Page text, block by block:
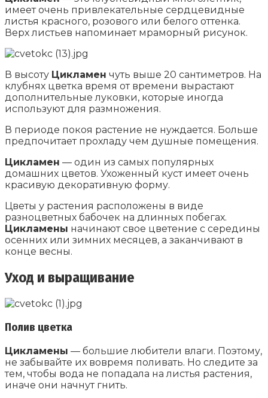
имеет очень привлекательные сердцевидные
листья красного, розового или белого оттенка.
Верх листьев напоминает мраморный рисунок.
В высоту Цикламен чуть выше 20 сантиметров. На
клубнях цветка время от времени вырастают
дополнительные луковки, которые иногда
используют для размножения.
В периоде покоя растение не нуждается. Больше
предпочитает прохладу чем душные помещения.
Цикламен — один из самых популярных
домашних цветов. Ухоженный куст имеет очень
красивую декоративную форму.
Цветы у растения расположены в виде
разноцветных бабочек на длинных побегах.
Цикламены начинают свое цветение с середины
осенних или зимних месяцев, а заканчивают в
конце весны.
Уход и выращивание
Полив цветка
Цикламены — большие любители влаги. Поэтому,
не забывайте их вовремя поливать. Но следите за
тем, чтобы вода не попадала на листья растения,
иначе они начнут гнить.